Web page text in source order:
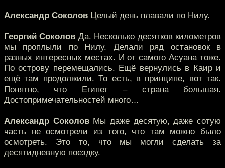
Александр Соколов Целый день плавали по Нилу.
Георгий Соколов Да. Несколько десятков километров
мы проплыли по Нилу. Делали ряд остановок в
разных интересных местах. И от самого Асуана тоже.
По острову перемещались. Ещё вернулись в Каир и
ещё там продолжили. То есть, в принципе, вот так.
Понятно, что Египет – страна большая.
Достопримечательностей много…
Александр СоколовМы даже десятую, даже сотую
часть не осмотрели из того, что там можно было
осмотреть. Это то, что мы могли сделать за
десятидневную поездку.